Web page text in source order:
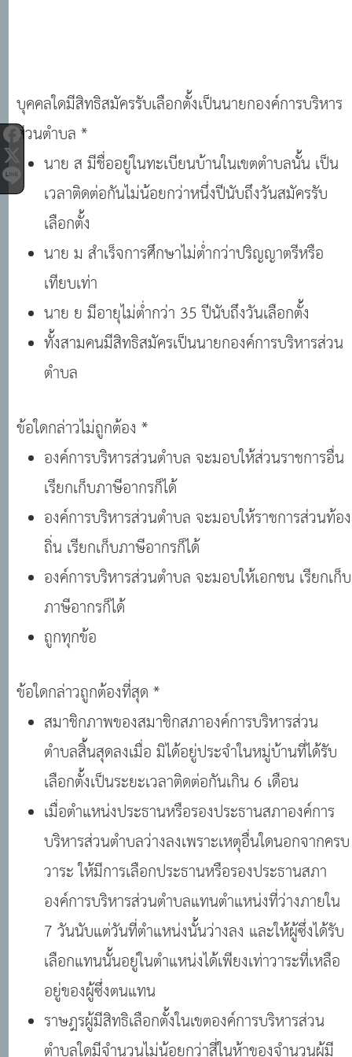
บุคคลใดมีสิทธิสมัครรับเลือกตั้งเป็นนายกองค์การบริหาร
ส่วนตำบล *
นาย ส มีชื่ออยู่ในทะเบียนบ้านในเขตตำบลนั้น เป็น
เวลาติดต่อกันไม่น้อยกว่าหนึ่งปีนับถึงวันสมัครรับ
เลือกตั้ง
นาย ม สำเร็จการศึกษาไม่ต่ำกว่าปริญญาตรีหรือ
เทียบเท่า
นาย ย มีอายุไม่ต่ำกว่า 35 ปีนับถึงวันเลือกตั้ง
ทั้งสามคนมีสิทธิสมัครเป็นนายกองค์การบริหารส่วน
ตำบล
ข้อใดกล่าวไม่ถูกต้อง *
องค์การบริหารส่วนตำบล จะมอบให้ส่วนราชการอื่น
เรียกเก็บภาษีอากรก็ได้
องค์การบริหารส่วนตำบล จะมอบให้ราชการส่วนท้อง
ถิ่น เรียกเก็บภาษีอากรก็ได้
องค์การบริหารส่วนตำบล จะมอบให้เอกชน เรียกเก็บ
ภาษีอากรก็ได้
ถูกทุกข้อ
ข้อใดกล่าวถูกต้องที่สุด *
สมาชิกภาพของสมาชิกสภาองค์การบริหารส่วน
ตำบลสิ้นสุดลงเมื่อ มิได้อยู่ประจำในหมู่บ้านที่ได้รับ
เลือกตั้งเป็นระยะเวลาติดต่อกันเกิน 6 เดือน
เมื่อตำแหน่งประธานหรือรองประธานสภาองค์การ
บริหารส่วนตำบลว่างลงเพราะเหตุอื่นใดนอกจากครบ
วาระ ให้มีการเลือกประธานหรือรองประธานสภา
องค์การบริหารส่วนตำบลแทนตำแหน่งที่ว่างภายใน
7 วันนับแต่วันที่ตำแหน่งนั้นว่างลง และให้ผู้ซึ่งได้รับ
เลือกแทนนั้นอยู่ในตำแหน่งได้เพียงเท่าวาระที่เหลือ
อยู่ของผู้ซึ่งตนแทน
ราษฎรผู้มีสิทธิเลือกตั้งในเขตองค์การบริหารส่วน